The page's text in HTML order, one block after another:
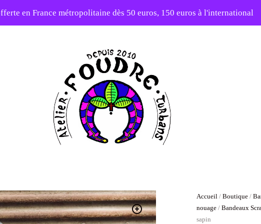
en France métropolitaine dès 50 euros, 150 euros à l'international
Accueil /Boutique /
nouage /Bandeaux
sapin